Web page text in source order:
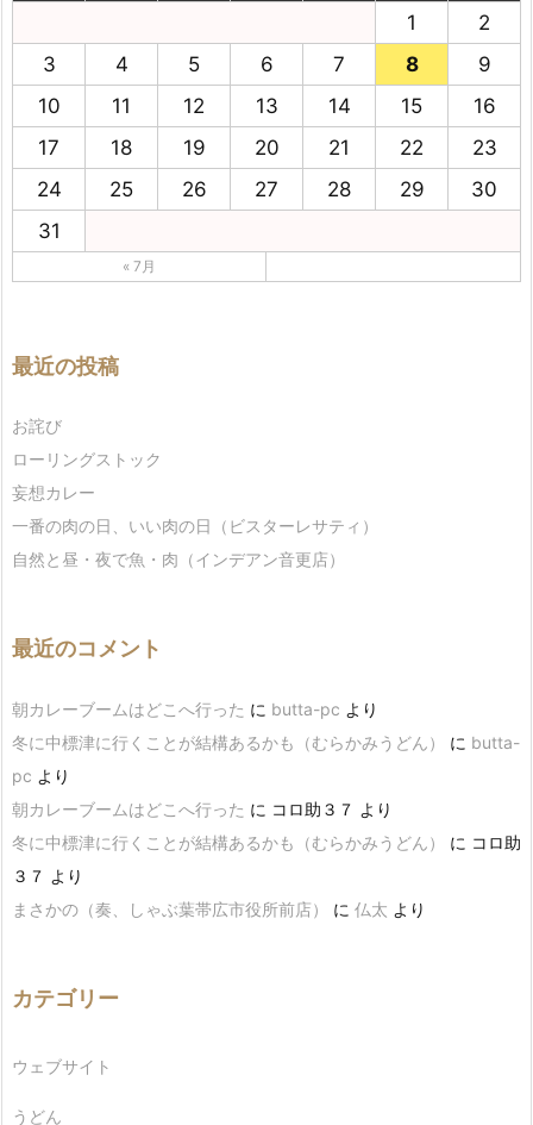
1
2
3
4 5 6 7 8
9
10
11 12 13 14 15
16
17
18 19 20 21 22
23
24
25 26 27 28 29
30
31
« 7月
最近の投稿
お詫び
ローリングストック
妄想カレー
一番の肉の日、いい肉の日（ビスターレサティ）
自然と昼・夜で魚・肉（インデアン音更店）
最近のコメント
朝カレーブームはどこへ行った に butta-pc より
冬に中標津に行くことが結構あるかも（むらかみうどん）
に butta-
pc より
朝カレーブームはどこへ行った に コロ助３７ より
冬に中標津に行くことが結構あるかも（むらかみうどん）
に コロ助
３７ より
まさかの（奏、しゃぶ葉帯広市役所前店）
に 仏太 より
カテゴリー
ウェブサイト
うどん